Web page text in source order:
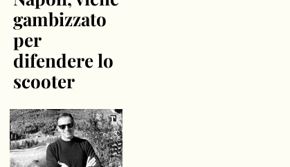
gambizzato
per
difendere lo
scooter